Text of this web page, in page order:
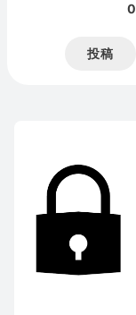
0
投稿